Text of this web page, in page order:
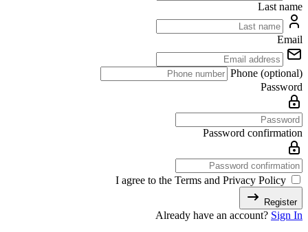
Last name
Email
Phone (optional)
Password
Password confirmation
I agree to the Terms and Privacy Policy
Register
Already have an account? Sign In